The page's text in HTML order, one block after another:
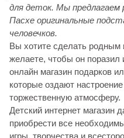
для деток. Мы
Пасхе оригинальные
человечков.
Вы хотите сделать
желаете, чтобы он поразил
онлайн магазин подарков
которые оздают
торжественную атмосферу.
Детский интернет магазин
приобрести все
игры, творчества и